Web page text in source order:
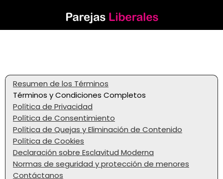
Resumen de los Términos
Términos y Condiciones Completos
Política de Privacidad
Política de Consentimiento
Política de Quejas y Eliminación de Contenido
Política de Cookies
Declaración sobre Esclavitud Moderna
Normas de seguridad y protección de menores
Contáctanos